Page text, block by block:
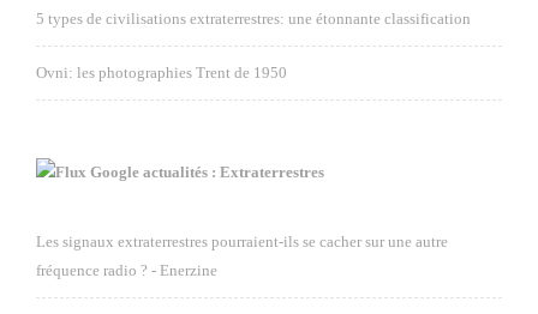
5 types de civilisations extraterrestres: une étonnante classification
Ovni: les photographies Trent de 1950
Google actualités : Extraterrestres
Les signaux extraterrestres pourraient-ils se cacher sur une autre
fréquence radio ? - Enerzine